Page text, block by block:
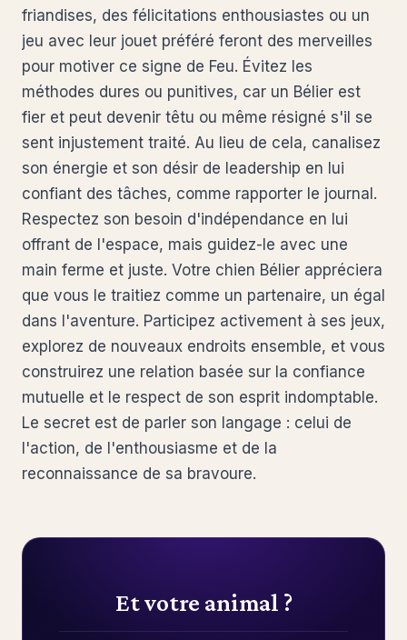
friandises, des félicitations enthousiastes ou un
jeu avec leur jouet préféré feront des merveilles
pour motiver ce signe de Feu. Évitez les
méthodes dures ou punitives, car un Bélier est
fier et peut devenir têtu ou même résigné s'il se
sent injustement traité. Au lieu de cela, canalisez
son énergie et son désir de leadership en lui
confiant des tâches, comme rapporter le journal.
Respectez son besoin d'indépendance en lui
offrant de l'espace, mais guidez-le avec une
main ferme et juste. Votre chien Bélier appréciera
que vous le traitiez comme un partenaire, un égal
dans l'aventure. Participez activement à ses jeux,
explorez de nouveaux endroits ensemble, et vous
construirez une relation basée sur la confiance
mutuelle et le respect de son esprit indomptable.
Le secret est de parler son langage : celui de
l'action, de l'enthousiasme et de la
reconnaissance de sa bravoure.
Et votre animal ?